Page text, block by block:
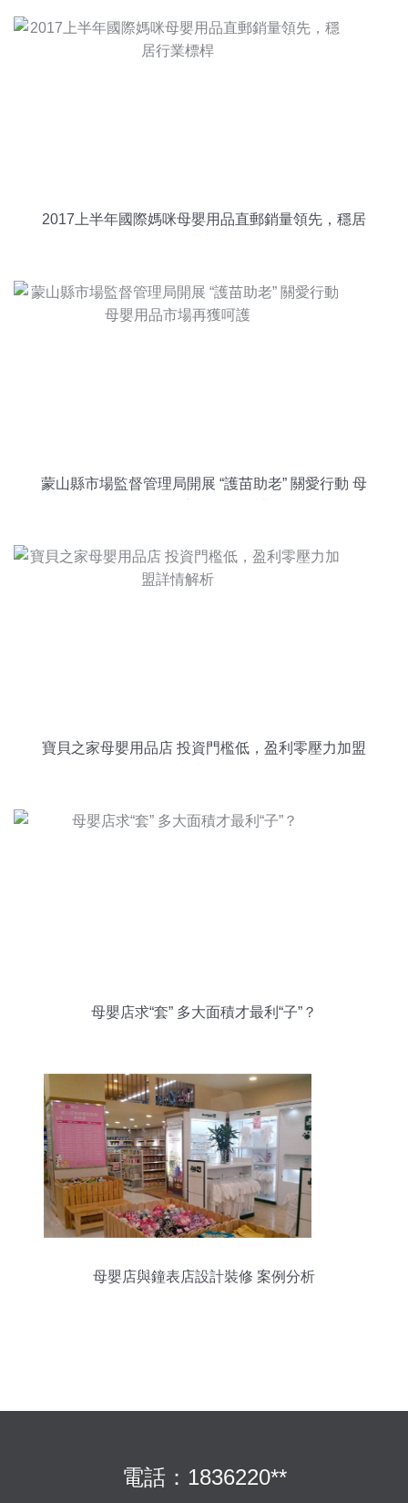
2017上半年國際媽咪母嬰用品直郵銷量領先，穩居
蒙山縣市場監督管理局開展 “護苗助老” 關愛行動 母
寶貝之家母嬰用品店 投資門檻低，盈利零壓力加盟
母嬰店求“套” 多大面積才最利“子”？
母嬰店與鐘表店設計裝修 案例分析
電話：1836220**